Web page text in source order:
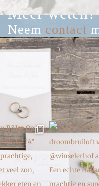
Meer weten?
Neem contact
16483171
KIJK IN DE WERELD